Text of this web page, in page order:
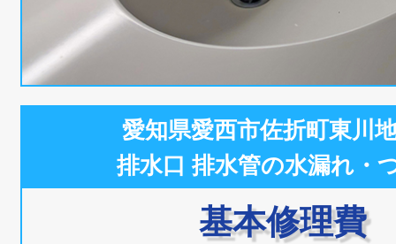
愛知県愛西市佐折町東川
排水口 排水管の水漏れ・
基本修理費